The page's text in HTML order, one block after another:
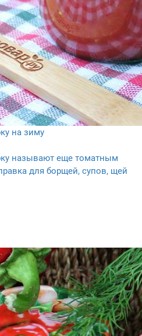
на зиму
называют еще томатным
для борщей, супов, щей